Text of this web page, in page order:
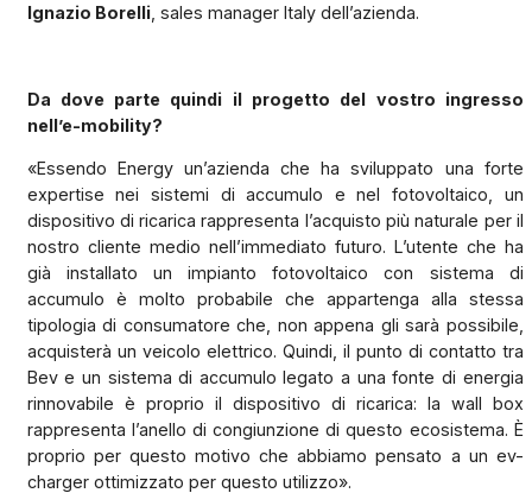
Ignazio Borelli, sales manager Italy dell’azienda.
Da dove parte quindi il progetto del vostro ingresso
nell’e-mobility?
«Essendo Energy un’azienda che ha sviluppato una forte
expertise nei sistemi di accumulo e nel fotovoltaico, un
dispositivo di ricarica rappresenta l’acquisto più naturale per il
nostro cliente medio nell’immediato futuro. L’utente che ha
già installato un impianto fotovoltaico con sistema di
accumulo è molto probabile che appartenga alla stessa
tipologia di consumatore che, non appena gli sarà possibile,
acquisterà un veicolo elettrico. Quindi, il punto di contatto tra
Bev e un sistema di accumulo legato a una fonte di energia
rinnovabile è proprio il dispositivo di ricarica: la wall box
rappresenta l’anello di congiunzione di questo ecosistema. È
proprio per questo motivo che abbiamo pensato a un ev-
charger ottimizzato per questo utilizzo».